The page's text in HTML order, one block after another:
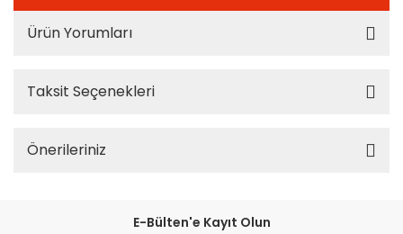
Ürün Yorumları
Taksit Seçenekleri
Önerileriniz
E-Bülten'e Kayıt Olun